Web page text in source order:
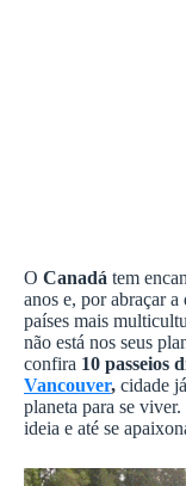
O Canadá tem
anos e, por abraçar
países mais
não está nos seus
confira 10 passeios
Vancouver, cidade
planeta para se
ideia e até se